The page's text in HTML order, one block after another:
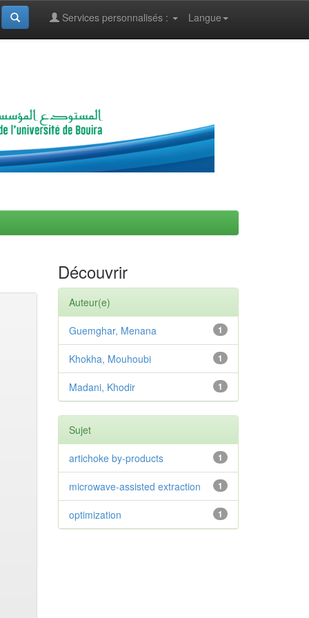
Langue
Services personnalisés :
Découvrir
Auteur(e)
1
Guemghar, Menana
1
Khokha, Mouhoubi
1
Madani, Khodir
Sujet
1
artichoke by-products
1
microwave-assisted extraction
1
optimization